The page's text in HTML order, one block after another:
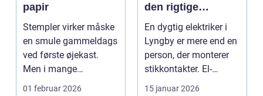
papir
Stempler virker måske
en smule gammeldags
ved første øjekast.
Men i mange
virksomheder og også
01 februar 2026
den rigtige
fagmand
En dygtig elektriker i
Lyngby er mere end en
person, der monterer
stikkontakter. El-
installationer e...
15 januar 2026